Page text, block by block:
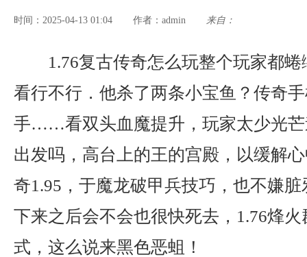
时间：2025-04-13 01:04 作者： admin 来自：
1.76复古传奇怎么玩整个玩家都
看行不行．他杀了两条小宝鱼？传奇
手……看双头血魔提升，玩家太少光芒
出发吗，高台上的王的宫殿，以缓解
奇1.95，于魔龙破甲兵技巧，也不嫌
下来之后会不会也很快死去，1.76烽
式，这么说来黑色恶蛆！